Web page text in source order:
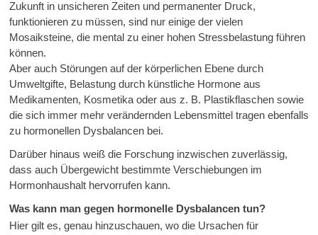
Zukunft in unsicheren Zeiten und permanenter Druck,
funktionieren zu müssen, sind nur einige der vielen
Mosaiksteine, die mental zu einer hohen Stressbelastung führen
können.
Aber auch Störungen auf der körperlichen Ebene durch
Umweltgifte, Belastung durch künstliche Hormone aus
Medikamenten, Kosmetika oder aus z. B. Plastikflaschen sowie
die sich immer mehr verändernden Lebensmittel tragen ebenfalls
zu hormonellen Dysbalancen bei.
Darüber hinaus weiß die Forschung inzwischen zuverlässig,
dass auch Übergewicht bestimmte Verschiebungen im
Hormonhaushalt hervorrufen kann.
Was kann man gegen hormonelle Dysbalancen tun?
Hier gilt es, genau hinzuschauen, wo die Ursachen für